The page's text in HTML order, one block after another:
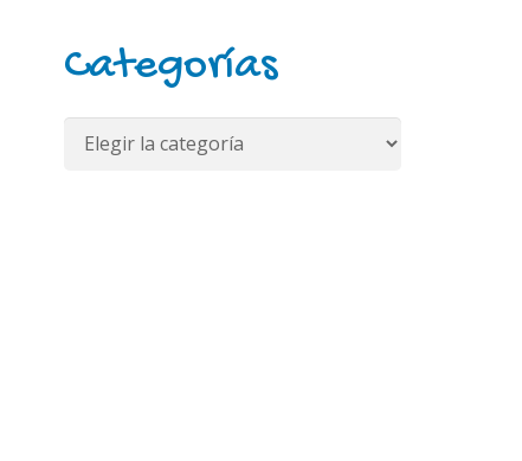
Categorías
Categorías